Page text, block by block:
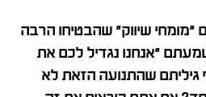
שיווק" שהבטיחו הרבה
"אנחנו נגדיל לכם את
שהתנועה הזאת לא